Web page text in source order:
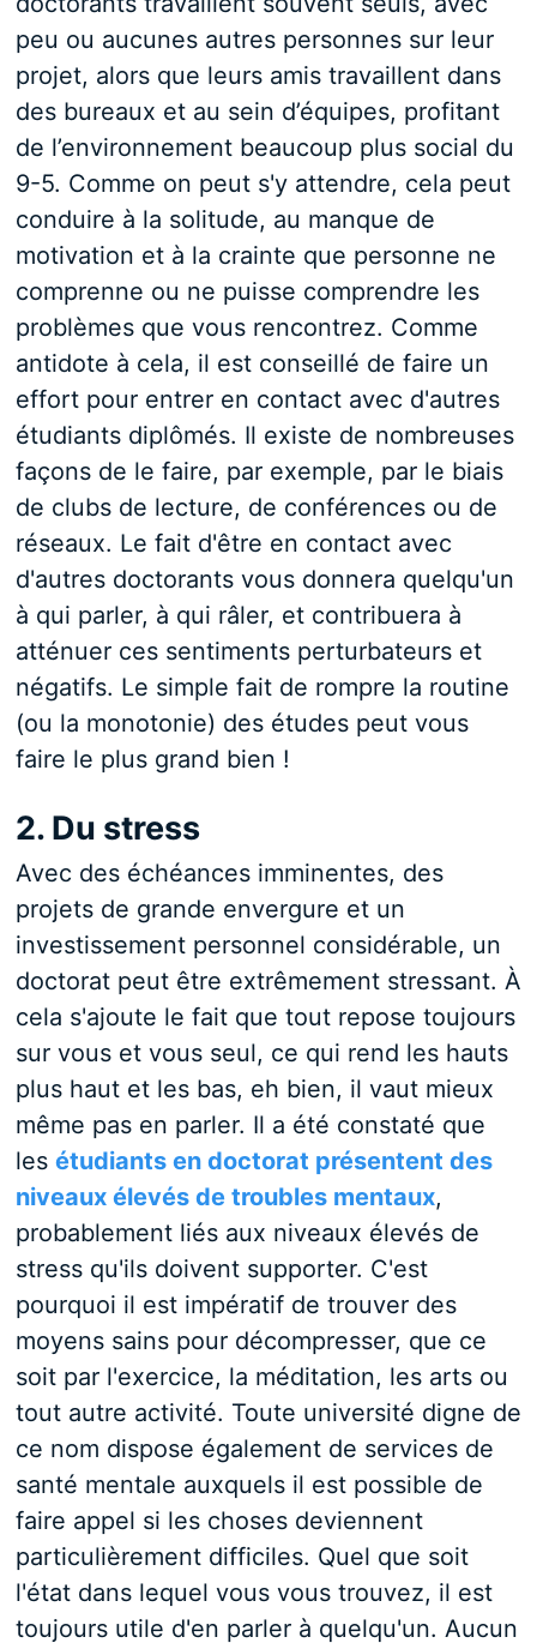
peu ou aucunes autres personnes sur leur
projet, alors que leurs amis travaillent dans
des bureaux et au sein d’équipes, profitant
de l’environnement beaucoup plus social du
9-5. Comme on peut s'y attendre, cela peut
conduire à la solitude, au manque de
motivation et à la crainte que personne ne
comprenne ou ne puisse comprendre les
problèmes que vous rencontrez. Comme
antidote à cela, il est conseillé de faire un
effort pour entrer en contact avec d'autres
étudiants diplômés. Il existe de nombreuses
façons de le faire, par exemple, par le biais
de clubs de lecture, de conférences ou de
réseaux. Le fait d'être en contact avec
d'autres doctorants vous donnera quelqu'un
à qui parler, à qui râler, et contribuera à
atténuer ces sentiments perturbateurs et
négatifs. Le simple fait de rompre la routine
(ou la monotonie) des études peut vous
faire le plus grand bien !
2. Du stress
Avec des échéances imminentes, des
projets de grande envergure et un
investissement personnel considérable, un
doctorat peut être extrêmement stressant. À
cela s'ajoute le fait que tout repose toujours
sur vous et vous seul, ce qui rend les hauts
plus haut et les bas, eh bien, il vaut mieux
même pas en parler. Il a été constaté que
les étudiants en doctorat présentent des
niveaux élevés de troubles mentaux,
probablement liés aux niveaux élevés de
stress qu'ils doivent supporter. C'est
pourquoi il est impératif de trouver des
moyens sains pour décompresser, que ce
soit par l'exercice, la méditation, les arts ou
tout autre activité. Toute université digne de
ce nom dispose également de services de
santé mentale auxquels il est possible de
faire appel si les choses deviennent
particulièrement difficiles. Quel que soit
l'état dans lequel vous vous trouvez, il est
toujours utile d'en parler à quelqu'un. Aucun